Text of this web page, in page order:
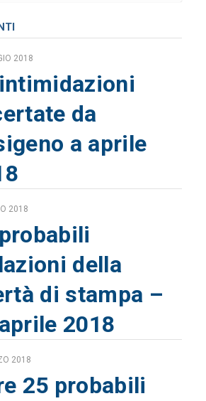
2018
da
a aprile
2018
della
di stampa –
2018
2018
25 probabili